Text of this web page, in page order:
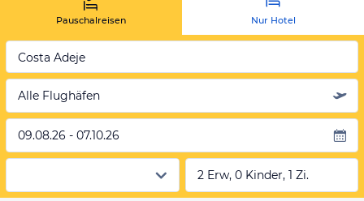
Pauschalreisen Nur Hotel
Costa Adeje
Alle Flughäfen
09.08.26 - 07.10.26
2 Erw, 0 Kinder, 1 Zi.